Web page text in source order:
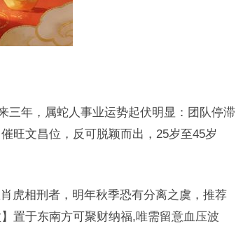
三年，属蛇人事业运势起伏明显：团队停滞
旺文昌位，反可脱颖而出，25岁至45岁
虎相刑者，明年秋季恐有分离之虞，推荐
置于东南方可聚财纳福,唯需留意血压波